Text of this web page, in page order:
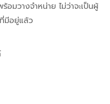
อมวางจำหน่าย ไม่ว่าจะเป็นผู้
มีอยู่แล้ว